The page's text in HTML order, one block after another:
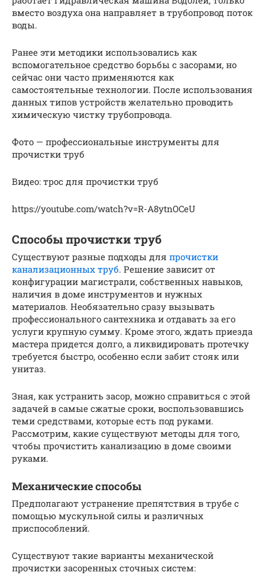
вместо воздуха она направляет в трубопровод поток
воды.
Ранее эти методики использовались как
вспомогательное средство борьбы с засорами, но
сейчас они часто применяются как
самостоятельные технологии. После использования
данных типов устройств желательно проводить
химическую чистку трубопровода.
Фото — профессиональные инструменты для
прочистки труб
Видео: трос для прочистки труб
https://youtube.com/watch?v=R-A8ytnOCeU
Способы прочистки труб
Существуют разные подходы для прочистки
канализационных труб. Решение зависит от
конфигурации магистрали, собственных навыков,
наличия в доме инструментов и нужных
материалов. Необязательно сразу вызывать
профессионального сантехника и отдавать за его
услуги крупную сумму. Кроме этого, ждать приезда
мастера придется долго, а ликвидировать протечку
требуется быстро, особенно если забит стояк или
унитаз.
Зная, как устранить засор, можно справиться с этой
задачей в самые сжатые сроки, воспользовавшись
теми средствами, которые есть под руками.
Рассмотрим, какие существуют методы для того,
чтобы прочистить канализацию в доме своими
руками.
Механические способы
Предполагают устранение препятствия в трубе с
помощью мускульной силы и различных
приспособлений.
Существуют такие варианты механической
прочистки засоренных сточных систем: